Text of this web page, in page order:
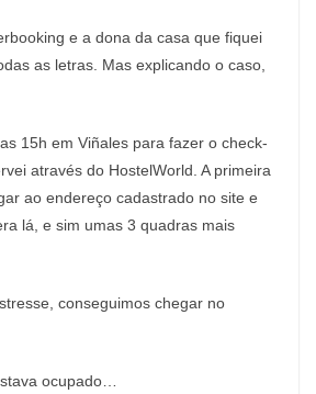
e a dona da casa que fiquei
as letras. Mas explicando o caso,
15h em Viñales para fazer o check-
através do HostelWorld. A primeira
ao endereço cadastrado no site e
lá, e sim umas 3 quadras mais
conseguimos chegar no
ocupado…